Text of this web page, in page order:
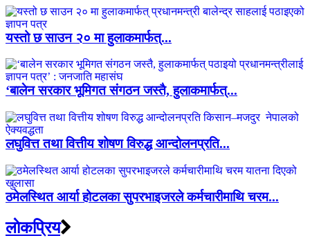
यस्तो छ साउन २० मा हुलाकमार्फत्...
‘बालेन सरकार भूमिगत संगठन जस्तै, हुलाकमार्फत्...
लघुवित्त तथा वित्तीय शोषण विरुद्ध आन्दोलनप्रति...
ठमेलस्थित आर्या होटलका सुपरभाइजरले कर्मचारीमाथि चरम...
लाेकप्रिय